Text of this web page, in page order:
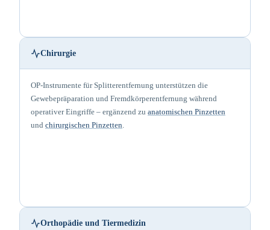
Chirurgie
OP-Instrumente für Splitterentfernung unterstützen die
Gewebepräparation und Fremdkörperentfernung während
operativer Eingriffe – ergänzend zu anatomischen Pinzetten
und chirurgischen Pinzetten.
Orthopädie und Tiermedizin